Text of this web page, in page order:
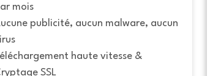
mois
publicité, aucun malware, aucun
haute vitesse &
SSL